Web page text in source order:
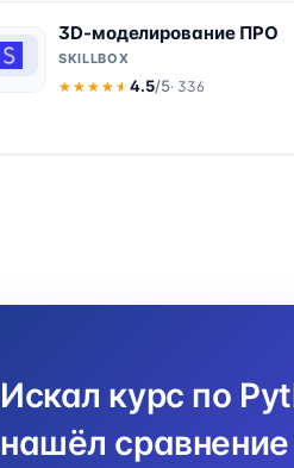
3D-моделирование ПРО
SKILLBOX
★★★★★
★★★★★ 4.5/5· 336
Искал курс по
нашёл